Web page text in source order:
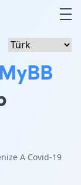
MyBB
A Covid-19